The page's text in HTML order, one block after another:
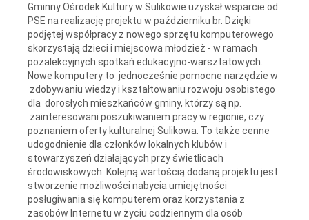
Gminny Ośrodek Kultury w Sulikowie uzyskał wsparcie od
PSE na realizację projektu w październiku br. Dzięki
podjętej współpracy z nowego sprzętu komputerowego
skorzystają dzieci i miejscowa młodzież - w ramach
pozalekcyjnych spotkań edukacyjno-warsztatowych.
Nowe komputery to jednocześnie pomocne narzędzie w
zdobywaniu wiedzy i kształtowaniu rozwoju osobistego
dla dorosłych mieszkańców gminy, którzy są np.
zainteresowani poszukiwaniem pracy w regionie, czy
poznaniem oferty kulturalnej Sulikowa. To także cenne
udogodnienie dla członków lokalnych klubów i
stowarzyszeń działających przy świetlicach
środowiskowych. Kolejną wartością dodaną projektu jest
stworzenie możliwości nabycia umiejętności
posługiwania się komputerem oraz korzystania z
zasobów Internetu w życiu codziennym dla osób